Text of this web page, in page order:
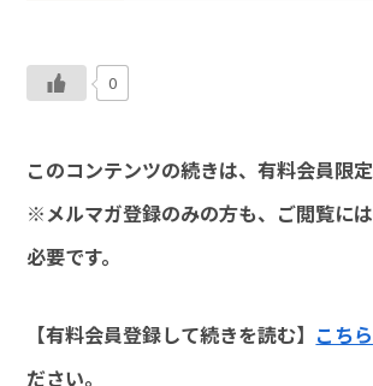
0
このコンテンツの続きは、有料会員限定
※メルマガ登録のみの方も、ご閲覧に
必要です。
【有料会員登録して続きを読む】 こちら
ださい。